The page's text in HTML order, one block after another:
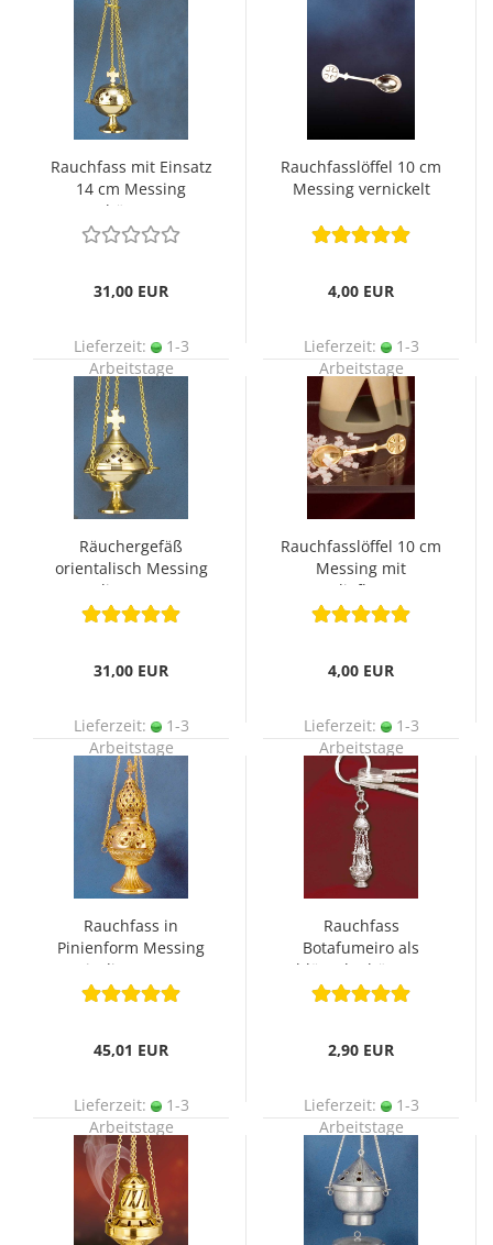
Rauchfass mit Einsatz
14 cm Messing
gehämmert
31,00 EUR
Lieferzeit:
1-3
Arbeitstage
Rauchfasslöffel 10 cm
Messing vernickelt
4,00 EUR
Lieferzeit:
1-3
Arbeitstage
Räuchergefäß
orientalisch Messing
poliert 15 cm
31,00 EUR
Lieferzeit:
1-3
Arbeitstage
Rauchfasslöffel 10 cm
Messing mit
Reliefkreuz
4,00 EUR
Lieferzeit:
1-3
Arbeitstage
Rauchfass in
Pinienform Messing
ziseliert 26 cm
45,01 EUR
Lieferzeit:
1-3
Arbeitstage
Rauchfass
Botafumeiro als
Schlüsselanhänger 12
cm
2,90 EUR
Lieferzeit:
1-3
Arbeitstage